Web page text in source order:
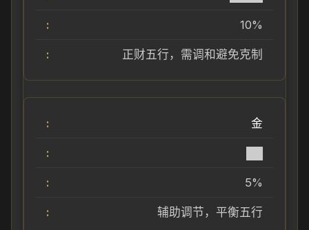
10%
正财五行，需调和避免克制
金
5%
辅助调节，平衡五行